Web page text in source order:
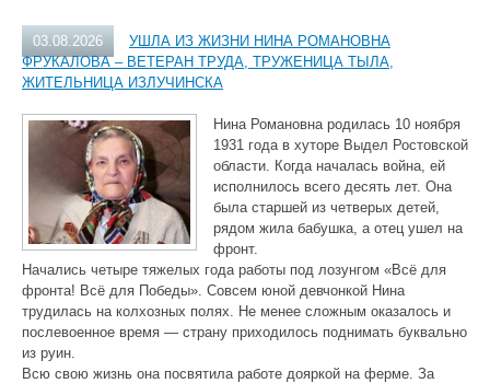
03.08.2026
УШЛА ИЗ ЖИЗНИ НИНА РОМАНОВНА
ФРУКАЛОВА – ВЕТЕРАН ТРУДА, ТРУЖЕНИЦА ТЫЛА,
ЖИТЕЛЬНИЦА ИЗЛУЧИНСКА
Нина Романовна родилась 10 ноября
1931 года в хуторе Выдел Ростовской
области. Когда началась война, ей
исполнилось всего десять лет. Она
была старшей из четверых детей,
рядом жила бабушка, а отец ушел на
фронт.
Начались четыре тяжелых года работы под лозунгом «Всё для
фронта! Всё для Победы». Совсем юной девчонкой Нина
трудилась на колхозных полях. Не менее сложным оказалось и
послевоенное время — страну приходилось поднимать буквально
из руин.
Всю свою жизнь она посвятила работе дояркой на ферме. За